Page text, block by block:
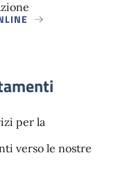
per la
verso le nostre